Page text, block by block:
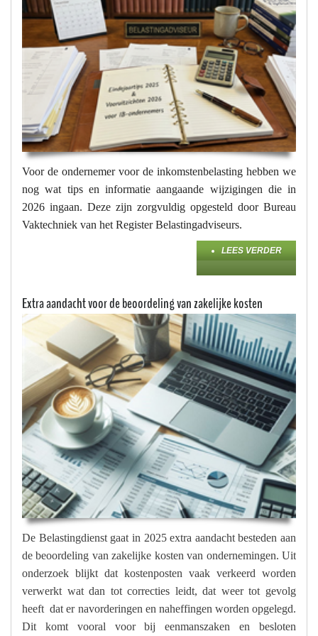
Voor de ondernemer voor de inkomstenbelasting hebben we
nog wat tips en informatie aangaande wijzigingen die in
2026 ingaan. Deze zijn zorgvuldig opgesteld door Bureau
Vaktechniek van het Register Belastingadviseurs.
LEES VERDER
Extra aandacht voor de beoordeling van zakelijke kosten
De Belastingdienst gaat in 2025 extra aandacht besteden aan
de beoordeling van zakelijke kosten van ondernemingen. Uit
onderzoek blijkt dat kostenposten vaak verkeerd worden
verwerkt wat dan tot correcties leidt, dat weer tot gevolg
heeft dat er navorderingen en naheffingen worden opgelegd.
Dit komt vooral voor bij eenmanszaken en besloten